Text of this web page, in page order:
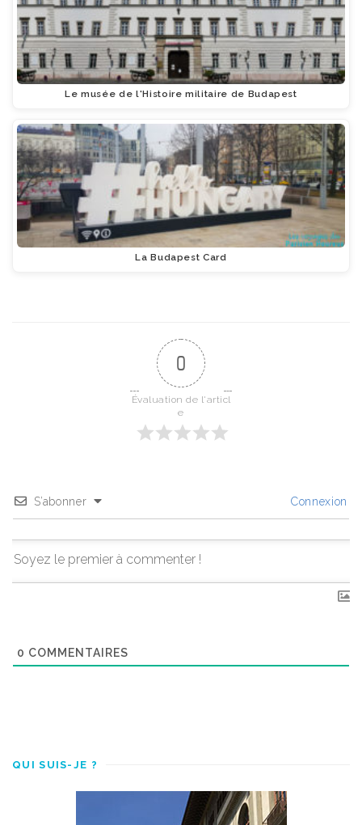
Le musée de l'Histoire militaire de Budapest
La Budapest Card
0
Évaluation de l'articl
e
S’abonner Connexion
0 COMMENTAIRES
QUI SUIS-JE ?